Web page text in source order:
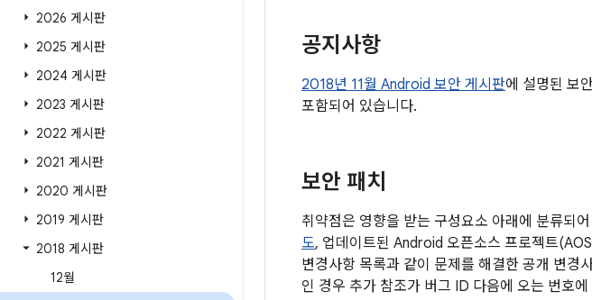
2026 게시판
2025 게시판
2024 게시판
2023 게시판
2022 게시판
2021 게시판
2020 게시판
2019 게시판
2018 게시판
12월
공지사항
2018년 11월 Android 보안 게시판에 설명된 보
포함되어 있습니다.
보안 패치
취약점은 영향을 받는 구성요소 아래에 분류되
도, 업데이트된 Android 오픈소스 프로젝트
변경사항 목록과 같이 문제를 해결한 공개 변경
인 경우 추가 참조가 버그 ID 다음에 오는 번호